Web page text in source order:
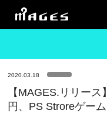
2020.03.18
【MAGES.リリー
円、PS Stroreゲー